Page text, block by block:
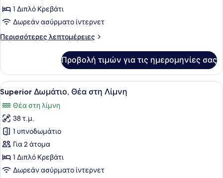
για
Superior
Δωμάτιο,
Μερική
στη
Λίμνη
1 Διπλό Κρεβάτι
Δωρεάν ασύρματο ίντερνετ
Περισσότερες λεπτομέρειες
Περισσότερες
Δωμάτιο,
Μερική
Θέα
στη
Λίμνη
Προβολή τιμών για τις ημερομηνίες σας
Προβολή
όλων
των
φωτογραφιών
για
Superior
Δωμάτιο,
Θέα
Ένα δωμάτιο ξενοδοχείου με ένα
5
Superior Δωμάτιο, Θέα στη Λίμνη
Θέα στη λίμνη
38 τ.μ.
1 υπνοδωμάτιο
Για 2 άτομα
1 Διπλό Κρεβάτι
Δωρεάν ασύρματο ίντερνετ